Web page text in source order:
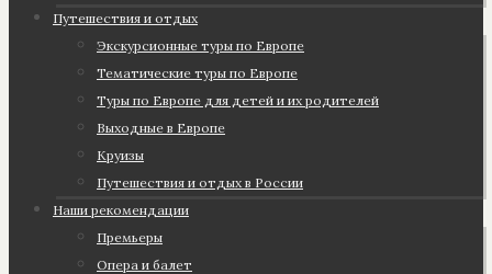
Путешествия и отдых
Экскурсионные туры по Европе
Тематические туры по Европе
Туры по Европе для детей и их родителей
Выходные в Европе
Круизы
Путешествия и отдых в России
Наши рекомендации
Премьеры
Опера и балет